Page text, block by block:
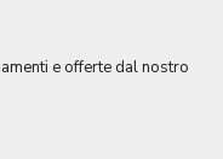
e offerte dal nostro